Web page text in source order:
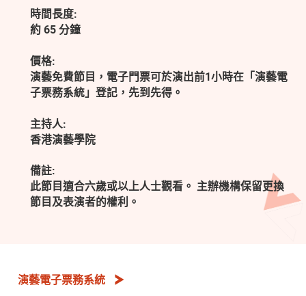
時間長度:
約 65 分鐘
價格:
演藝免費節目，電子門票可於演出前1小時在「演藝電
子票務系統」登記，先到先得。
主持人:
香港演藝學院
備註:
此節目適合六歲或以上人士觀看。 主辦機構保留更換
節目及表演者的權利。
演藝電子票務系統